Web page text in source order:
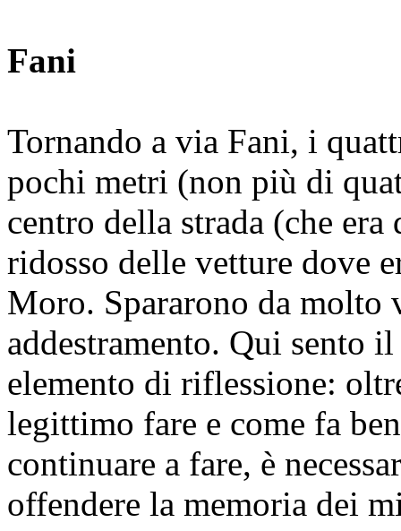
Fani
Tornando a via Fani, i
pochi metri (non più di
centro della strada (che
ridosso delle vetture dove
Moro. Spararono da molto
addestramento. Qui sento
elemento di riflessione:
legittimo fare e come fa
continuare a fare, è
offendere la memoria dei